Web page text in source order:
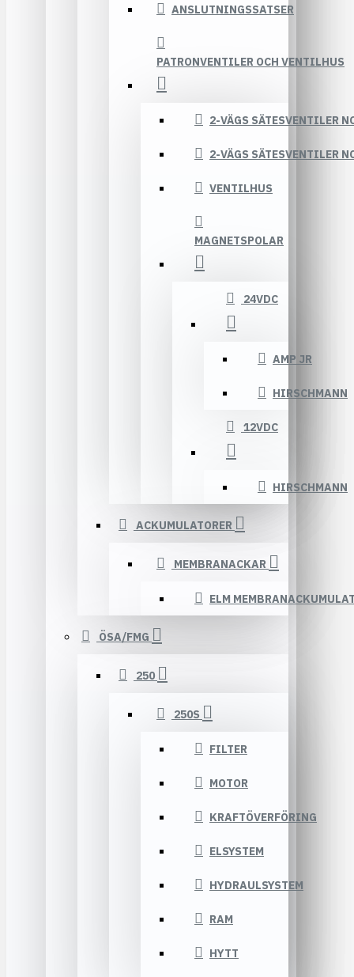
ANSLUTNINGSSATSER
PATRONVENTILER OCH VENTILHUS
2-VÄGS SÄTESVENTILER
2-VÄGS SÄTESVENTILER
VENTILHUS
MAGNETSPOLAR
24VDC
AMP JR
HIRSCHMANN
12VDC
HIRSCHMANN
ACKUMULATORER
MEMBRANACKAR
ELM
ÖSA/FMG
250
250S
FILTER
MOTOR
KRAFTÖVERFÖRING
ELSYSTEM
HYDRAULSYSTEM
RAM
HYTT